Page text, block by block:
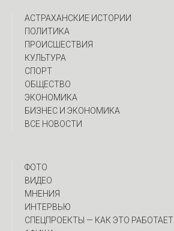
АСТРАХАНСКИЕ ИСТОРИИ
ПОЛИТИКА
ПРОИСШЕСТВИЯ
КУЛЬТУРА
СПОРТ
ОБЩЕСТВО
ЭКОНОМИКА
БИЗНЕС И ЭКОНОМИКА
ВСЕ НОВОСТИ
ФОТО
ВИДЕО
МНЕНИЯ
ИНТЕРВЬЮ
CПЕЦПРОЕКТЫ — КАК ЭТО РАБОТАЕТ